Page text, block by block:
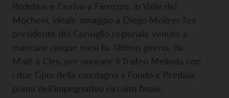
Redebus e l’arrivo a Fierozzo, in Valle dei
Mocheni, ideale omaggio a Diego Moltrer l’ex
presidente del Consiglio regionale venuto a
mancare cinque mesi fa. Ultimo giorno, da
Malè a Cles, per onorare il Trofeo Melinda con
i due Gpm della montagna a Fondo e Predaia,
prima dell’impegnativo circuito finale.